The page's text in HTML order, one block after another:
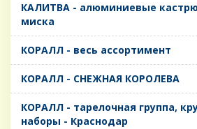
КАЛИТВА - алюминиевые
миска
КОРАЛЛ - весь ассортимент
КОРАЛЛ - СНЕЖНАЯ КОРОЛЕВА
КОРАЛЛ - тарелочная группа,
наборы - Краснодар